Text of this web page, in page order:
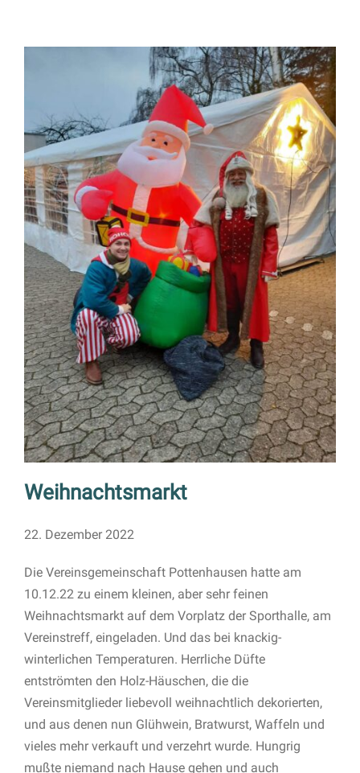
Weihnachtsmarkt
22. Dezember 2022
Die Vereinsgemeinschaft Pottenhausen hatte am
10.12.22 zu einem kleinen, aber sehr feinen
Weihnachtsmarkt auf dem Vorplatz der Sporthalle, am
Vereinstreff, eingeladen. Und das bei knackig-
winterlichen Temperaturen. Herrliche Düfte
entströmten den Holz-Häuschen, die die
Vereinsmitglieder liebevoll weihnachtlich dekorierten,
und aus denen nun Glühwein, Bratwurst, Waffeln und
vieles mehr verkauft und verzehrt wurde. Hungrig
mußte niemand nach Hause gehen und auch